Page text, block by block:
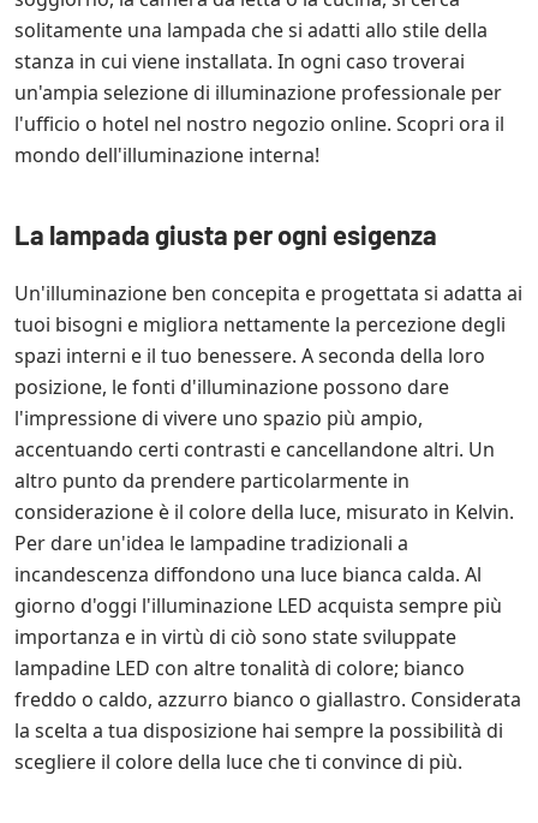
solitamente una lampada che si adatti allo stile della
stanza in cui viene installata. In ogni caso troverai
un'ampia selezione di illuminazione professionale per
l'ufficio o hotel nel nostro negozio online. Scopri ora il
mondo dell'illuminazione interna!
La lampada giusta per ogni esigenza
Un'illuminazione ben concepita e progettata si adatta ai
tuoi bisogni e migliora nettamente la percezione degli
spazi interni e il tuo benessere. A seconda della loro
posizione, le fonti d'illuminazione possono dare
l'impressione di vivere uno spazio più ampio,
accentuando certi contrasti e cancellandone altri. Un
altro punto da prendere particolarmente in
considerazione è il colore della luce, misurato in Kelvin.
Per dare un'idea le lampadine tradizionali a
incandescenza diffondono una luce bianca calda. Al
giorno d'oggi l'illuminazione LED acquista sempre più
importanza e in virtù di ciò sono state sviluppate
lampadine LED con altre tonalità di colore; bianco
freddo o caldo, azzurro bianco o giallastro. Considerata
la scelta a tua disposizione hai sempre la possibilità di
scegliere il colore della luce che ti convince di più.